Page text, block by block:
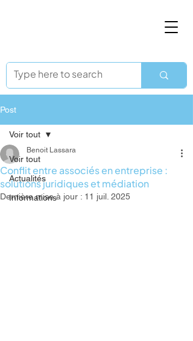
Post
Voir tout
Actualités
Informations
Voir tout
Conflit entre associés en entreprise :
solutions juridiques et médiation
Benoit Lassara
Dernière mise à jour : 11 juil. 2025